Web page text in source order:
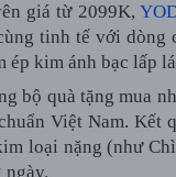
giá từ 2099K,
tinh tế với dòng
ép kim ánh bạc lấp
bộ quà tặng mua
Việt Nam. Kết
loại nặng (như
ngày.